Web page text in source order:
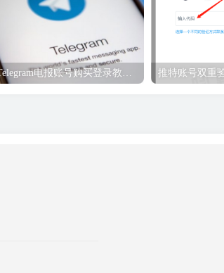
Telegram电报账号购买登录教程（必看） 推特账号双重